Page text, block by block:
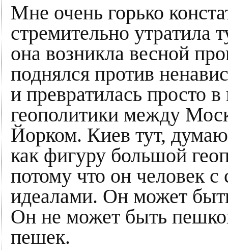
Мне очень горько
стремительно утратила
она возникла весной
поднялся против
и превратилась просто
геополитики между
Йорком. Киев тут,
как фигуру большой
потому что он человек
идеалами. Он может
Он не может быть
пешек.